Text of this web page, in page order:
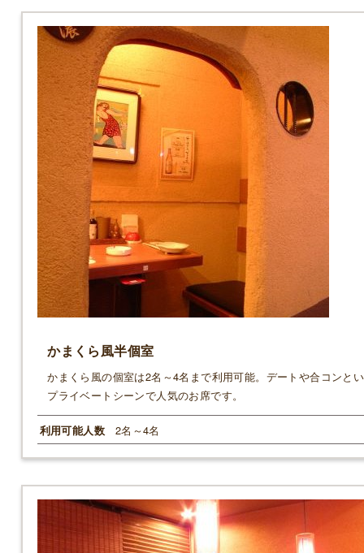
かまくら風半個室
かまくら風の個室は2名～4名まで利用可能。デートや合コンと
プライベートシーンで人気のお席です。
利用可能人数 2名～4名